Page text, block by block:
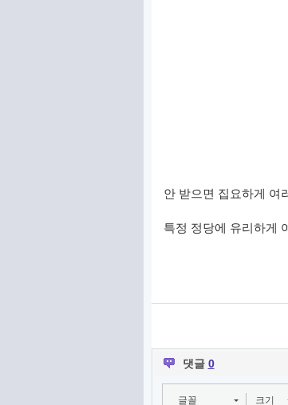
안 받으면 집요하게 여
특정 정당에 유리하게
댓글 0
글꼴 크기